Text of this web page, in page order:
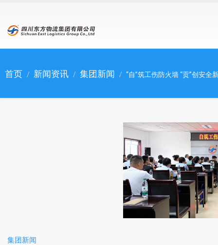
首页 新闻资讯 集团新闻 “自”筑工伤防火墙 “贡”创安全
集团新闻